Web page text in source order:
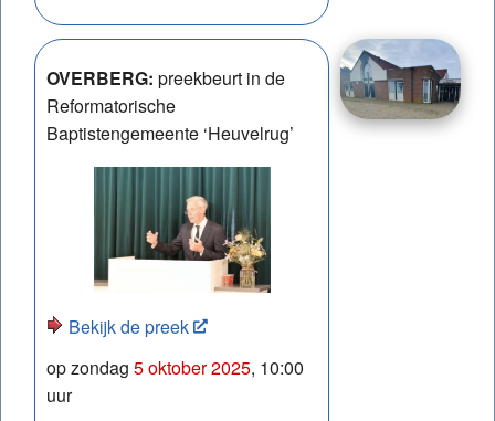
OVERBERG: preekbeurt in de
Reformatorische
Baptistengemeente ‘Heuvelrug’
Bekijk de preek
op zondag 5 oktober 2025, 10:00
uur